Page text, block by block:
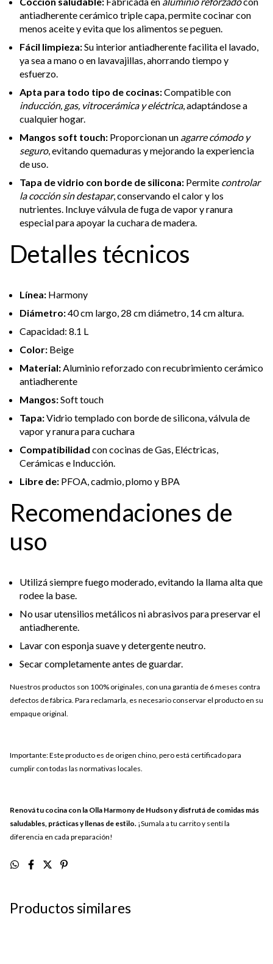
antiadherente cerámico triple capa, permite cocinar con
menos aceite y evita que los alimentos se peguen.
Fácil limpieza:Su interior antiadherente facilita el lavado,
ya sea a mano o en lavavajillas, ahorrando tiempo y
esfuerzo.
Apta para todo tipo de cocinas:Compatible con
inducción, gas, vitrocerámica y eléctrica, adaptándose a
cualquier hogar.
Mangos soft touch: Proporcionan un agarre cómodo y
seguro, evitando quemaduras y mejorando la experiencia
de uso.
Tapa de vidrio con borde de silicona: Permite controlar
la cocción sin destapar, conservando el calor y los
nutrientes. Incluye válvula de fuga de vapor y ranura
especial para apoyar la cuchara de madera.
Detalles técnicos
Línea: Harmony
Diámetro:40 cm largo, 28 cm diámetro, 14 cm altura.
Capacidad: 8.1 L
Color: Beige
Material:Aluminio reforzado con recubrimiento cerámico
antiadherente
Mangos:Soft touch
Tapa:Vidrio templado con borde de silicona, válvula de
vapor y ranura para cuchara
Compatibilidad con cocinas de Gas, Eléctricas,
Cerámicas e Inducción.
Libre de: PFOA, cadmio, plomo y BPA
Recomendaciones de
uso
Utilizá siempre fuego moderado, evitando la llama alta que
rodee la base.
No usar utensilios metálicos ni abrasivos para preservar el
antiadherente.
Lavar con esponja suave y detergente neutro.
Secar completamente antes de guardar.
Nuestros productos son 100% originales, con una garantía de 6 meses contra
defectos de fábrica. Para reclamarla, es necesario conservar el producto en su
empaque original.
Importante: Este producto es de origen chino, pero está certificado para
cumplir con todas las normativas locales.
Renová tu cocina con la Olla Harmony de Hudson y disfrutá de comidas más
saludables, prácticas y llenas de estilo. ¡Sumala a tu carrito y sentí la
diferencia en cada preparación!
Productos similares